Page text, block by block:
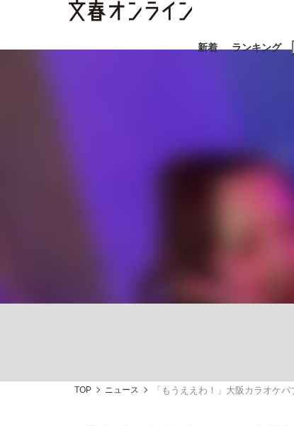
新着 ランキング
#藤田晋
TOP ニュース 「もうええわ！」大阪カラオケ